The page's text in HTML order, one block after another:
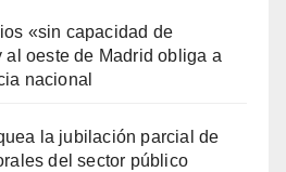
«sin capacidad de
oeste de Madrid obliga a
nacional
la jubilación parcial de
del sector público